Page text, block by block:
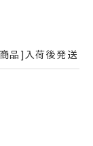
品]入荷後発送